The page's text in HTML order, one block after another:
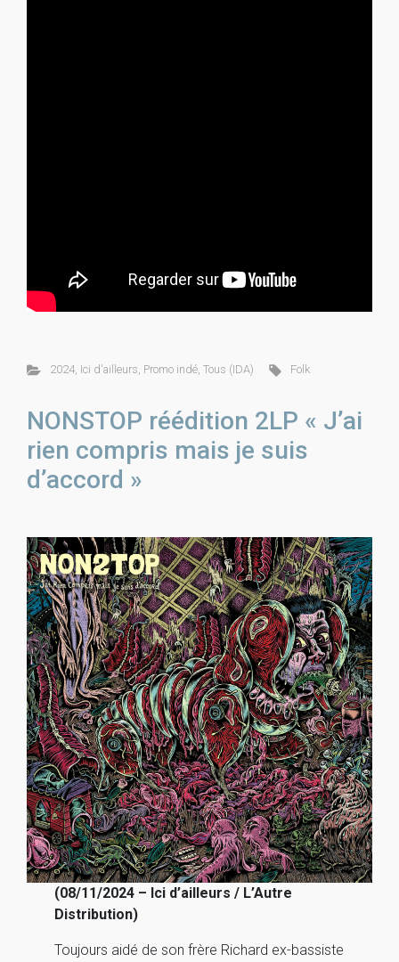
2024, Ici d'ailleurs, Promo indé, Tous (IDA) Folk
NONSTOP réédition 2LP « J’ai
rien compris mais je suis
d’accord »
(08/11/2024 – Ici d’ailleurs / L’Autre
Distribution)
Toujours aidé de son frère Richard ex-bassiste